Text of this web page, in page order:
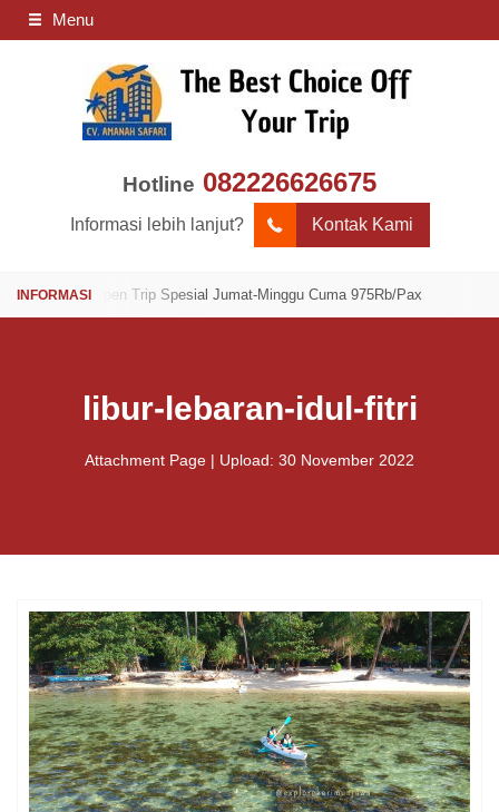
Menu
Hotline 082226626675
Informasi lebih lanjut? Kontak Kami
Open Trip Spesial Jumat-Minggu Cuma 975Rb/Pax
libur-lebaran-idul-fitri
Attachment Page | Upload: 30 November 2022